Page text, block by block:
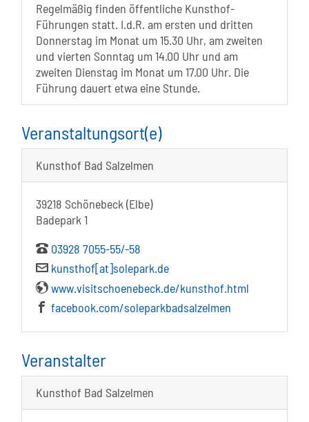
Regelmäßig finden öffentliche Kunsthof-
Führungen statt. I.d.R. am ersten und dritten
Donnerstag im Monat um 15.30 Uhr, am zweiten
und vierten Sonntag um 14.00 Uhr und am
zweiten Dienstag im Monat um 17.00 Uhr. Die
Führung dauert etwa eine Stunde.
Veranstaltungsort(e)
Kunsthof Bad Salzelmen
39218 Schönebeck (Elbe)
Badepark 1
03928 7055-55/-58
kunsthof[at]solepark.de
www.visitschoenebeck.de/kunsthof.html
facebook.com/soleparkbadsalzelmen
Veranstalter
Kunsthof Bad Salzelmen